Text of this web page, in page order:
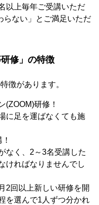
以上毎年ご受講いただ
らない」とご満足いただ
修」の特徴
徴があります。
(ZOOM)研修！
に足を運ばなくても施
なく、2～3名受講した
ければなりませんでし
2回以上新しい研修を開
を選んで1人ずつ分かれ